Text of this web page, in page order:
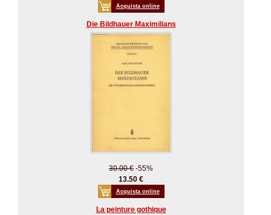
Acquista online
Die Bildhauer Maximilians
30.00 € -55%
13.50 €
Acquista online
La peinture gothique